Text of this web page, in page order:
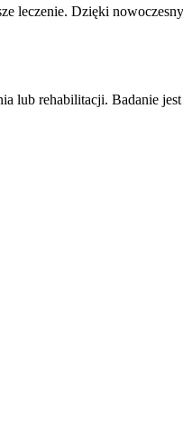
leczenie. Dzięki
lub rehabilitacji. Badanie